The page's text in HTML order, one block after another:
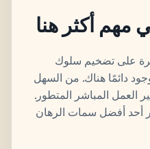
مهم أكثر هنا
على تضخيم سلوك
دائمًا هناك. من السهل
العمل المباشر المتطور.
أحد أفضل سمات الرهان